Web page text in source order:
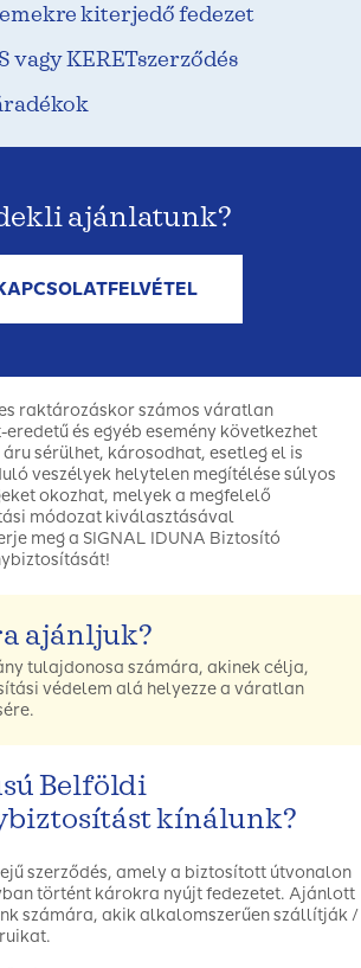
kiterjedő fedezet
vagy KERETszerződés
ajánlatunk?
raktározáskor számos váratlan
és egyéb esemény következhet
sérülhet, károsodhat, esetleg el is
veszélyek helytelen megítélése súlyos
okozhat, melyek a megfelelő
módozat kiválasztásával
meg a SIGNAL IDUNA Biztosító
ajánljuk?
tulajdonosa számára, akinek célja,
védelem alá helyezze a váratlan
Belföldi
kínálunk?
szerződés, amely a biztosított útvonalon
történt károkra nyújt fedezetet. Ajánlott
számára, akik alkalomszerűen szállítják /